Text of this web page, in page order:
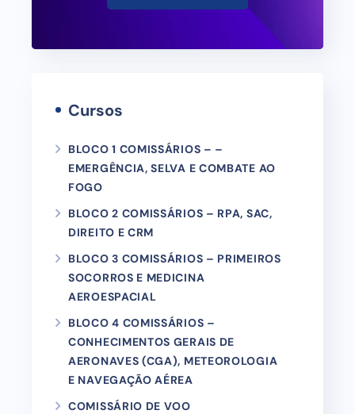
Cursos
BLOCO 1 COMISSÁRIOS – –
EMERGÊNCIA, SELVA E COMBATE AO
FOGO
BLOCO 2 COMISSÁRIOS – RPA, SAC,
DIREITO E CRM
BLOCO 3 COMISSÁRIOS – PRIMEIROS
SOCORROS E MEDICINA
AEROESPACIAL
BLOCO 4 COMISSÁRIOS –
CONHECIMENTOS GERAIS DE
AERONAVES (CGA), METEOROLOGIA
E NAVEGAÇÃO AÉREA
COMISSÁRIO DE VOO